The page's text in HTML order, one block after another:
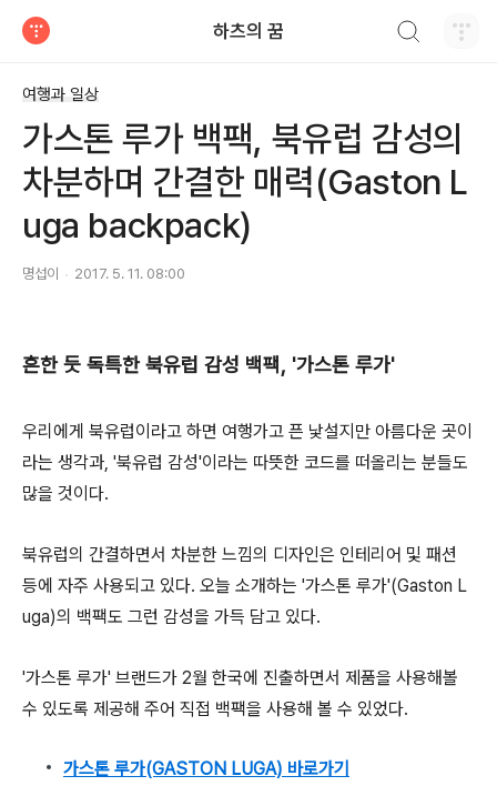
하츠의 꿈
여행과 일상
가스톤 루가 백팩, 북유럽 감성의
차분하며 간결한 매력(Gaston L
uga backpack)
명섭이 2017. 5. 11. 08:00
흔한 듯 독특한 북유럽 감성 백팩, '가스톤 루가'
우리에게 북유럽이라고 하면 여행가고 픈 낯설지만 아름다운 곳이
라는 생각과, '북유럽 감성'이라는 따뜻한 코드를 떠올리는 분들도
많을 것이다.
북유럽의 간결하면서 차분한 느낌의 디자인은 인테리어 및 패션
등에 자주 사용되고 있다. 오늘 소개하는 '가스톤 루가'(Gaston L
uga)의 백팩도 그런 감성을 가득 담고 있다.
'가스톤 루가' 브랜드가 2월 한국에 진출하면서 제품을 사용해볼
수 있도록 제공해 주어 직접 백팩을 사용해 볼 수 있었다.
가스톤 루가(GASTON LUGA) 바로가기